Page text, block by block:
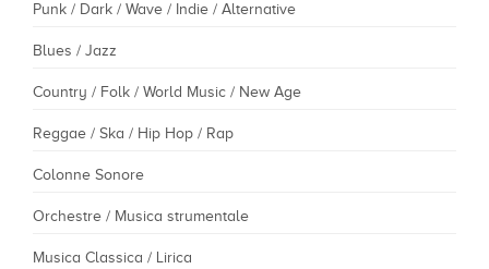
Punk / Dark / Wave / Indie / Alternative
Blues / Jazz
Country / Folk / World Music / New Age
Reggae / Ska / Hip Hop / Rap
Colonne Sonore
Orchestre / Musica strumentale
Musica Classica / Lirica